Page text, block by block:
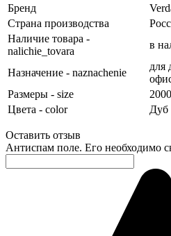
Бренд
Страна производства
Наличие товара -
nalichie_tovara
в
Назначение - naznachenie
для
Размеры - size
Цвета - color
Дуб
Оставить отзыв
Антиспам поле. Его необходимо